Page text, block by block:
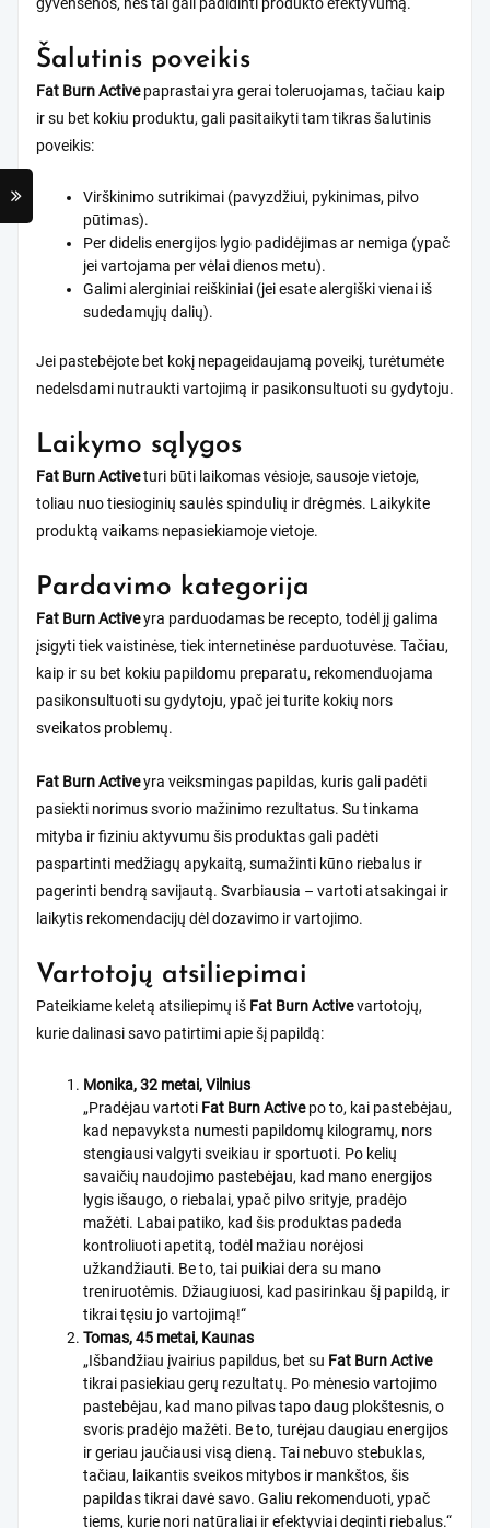
gyvensenos, nes tai gali padidinti produkto efektyvumą.
Šalutinis poveikis
Fat Burn Activepaprastai yra gerai toleruojamas, tačiau kaip
ir su bet kokiu produktu, gali pasitaikyti tam tikras šalutinis
poveikis:
Virškinimo sutrikimai (pavyzdžiui, pykinimas, pilvo
pūtimas).
Per didelis energijos lygio padidėjimas ar nemiga (ypač
jei vartojama per vėlai dienos metu).
Galimi alerginiai reiškiniai (jei esate alergiški vienai iš
sudedamųjų dalių).
Jei pastebėjote bet kokį nepageidaujamą poveikį, turėtumėte
nedelsdami nutraukti vartojimą ir pasikonsultuoti su gydytoju.
Laikymo sąlygos
Fat Burn Activeturi būti laikomas vėsioje, sausoje vietoje,
toliau nuo tiesioginių saulės spindulių ir drėgmės. Laikykite
produktą vaikams nepasiekiamoje vietoje.
Pardavimo kategorija
Fat Burn Activeyra parduodamas be recepto, todėl jį galima
įsigyti tiek vaistinėse, tiek internetinėse parduotuvėse. Tačiau,
kaip ir su bet kokiu papildomu preparatu, rekomenduojama
pasikonsultuoti su gydytoju, ypač jei turite kokių nors
sveikatos problemų.
Fat Burn Activeyra veiksmingas papildas, kuris gali padėti
pasiekti norimus svorio mažinimo rezultatus. Su tinkama
mityba ir fiziniu aktyvumu šis produktas gali padėti
paspartinti medžiagų apykaitą, sumažinti kūno riebalus ir
pagerinti bendrą savijautą. Svarbiausia – vartoti atsakingai ir
laikytis rekomendacijų dėl dozavimo ir vartojimo.
Vartotojų atsiliepimai
Pateikiame keletą atsiliepimų iš Fat Burn Activevartotojų,
kurie dalinasi savo patirtimi apie šį papildą:
Monika, 32 metai, Vilnius
„Pradėjau vartoti Fat Burn Activepo to, kai pastebėjau,
kad nepavyksta numesti papildomų kilogramų, nors
stengiausi valgyti sveikiau ir sportuoti. Po kelių
savaičių naudojimo pastebėjau, kad mano energijos
lygis išaugo, o riebalai, ypač pilvo srityje, pradėjo
mažėti. Labai patiko, kad šis produktas padeda
kontroliuoti apetitą, todėl mažiau norėjosi
užkandžiauti. Be to, tai puikiai dera su mano
treniruotėmis. Džiaugiuosi, kad pasirinkau šį papildą, ir
tikrai tęsiu jo vartojimą!“
Tomas, 45 metai, Kaunas
„Išbandžiau įvairius papildus, bet su Fat Burn Active
tikrai pasiekiau gerų rezultatų. Po mėnesio vartojimo
pastebėjau, kad mano pilvas tapo daug plokštesnis, o
svoris pradėjo mažėti. Be to, turėjau daugiau energijos
ir geriau jaučiausi visą dieną. Tai nebuvo stebuklas,
tačiau, laikantis sveikos mitybos ir mankštos, šis
papildas tikrai davė savo. Galiu rekomenduoti, ypač
tiems, kurie nori natūraliai ir efektyviai deginti riebalus.“